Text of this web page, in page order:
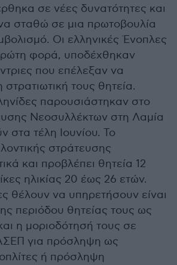
σε νέες δυνατότητες και
σταθώ σε μια πρωτοβουλία
Οι ελληνικές Ένοπλες
φορά, υποδέχθηκαν
που επέλεξαν να
τους θητεία.
παρουσιάστηκαν στο
Νεοσυλλέκτων στη Λαμία
στα τέλη Ιουνίου. Το
στράτευσης
και προβλέπει θητεία 12
ηλικίας 20 έως 26 ετών.
θέλουν να υπηρετήσουν είναι
περιόδου θητείας τους ως
η μοριοδότησή τους σε
για πρόσληψη ως
ή πρόσληψη